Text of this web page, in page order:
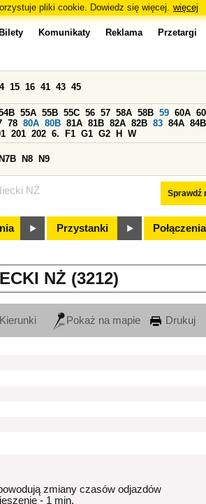
pliki cookie. Dowiedz się więcej. więcej
NŻ
Bilety Komunikaty Reklama Przetargi
Sprawdź
15 16 41 43 45
55A 55B 55C 56 57 58A 58B 59 60A
78 80A 80B 81A 81B 82A 82B 83 84A 84B
201 202 6. F1 G1 G2 H W
N7B N8 N9
Przystanki Połączenia
NŻ (3212)
Kierunki Pokaż na mapie Drukuj
zmiany czasów odjazdów
- 1 min.